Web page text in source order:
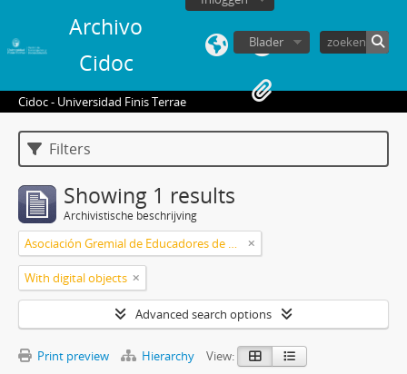
Archivo
Cidoc
Blader
Cidoc - Universidad Finis Terrae
Filters
Showing 1 results
Archivistische beschrijving
Asociación Gremial de Educadores de Chile (1981-1987)
With digital objects
Advanced search options
Print preview Hierarchy
View: